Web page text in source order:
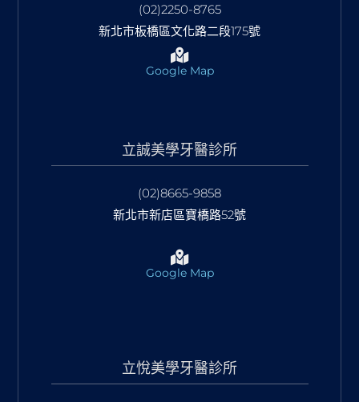
(02)2250-8765
新北市板橋區文化路二段175號
Google Map
立誠美學牙醫診所
(02)8665-9858
新北市新店區寶橋路52號
Google Map
立悅美學牙醫診所